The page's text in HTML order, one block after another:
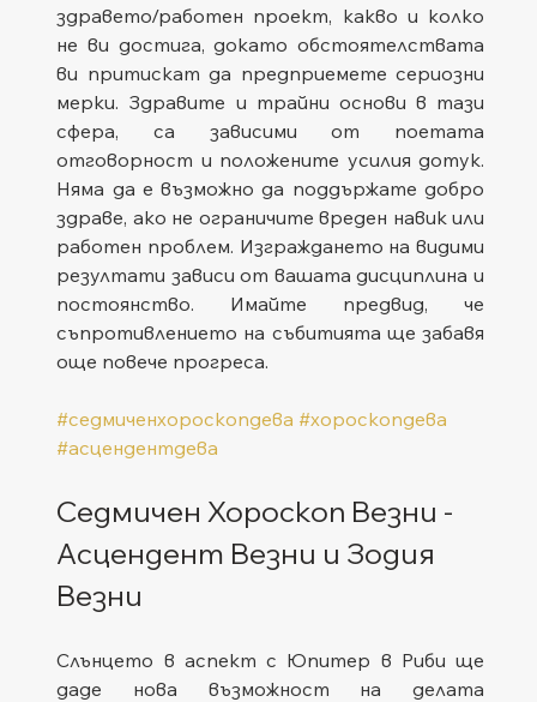
здравето/работен проект, какво и колко
не ви достига, докато обстоятелствата
ви притискат да предприемете сериозни
мерки. Здравите и трайни основи в тази
сфера, са зависими от поетата
отговорност и положените усилия дотук.
Няма да е възможно да поддържате добро
здраве, ако не ограничите вреден навик или
работен проблем. Изграждането на видими
резултати зависи от вашата дисциплина и
постоянство. Имайте предвид, че
съпротивлението на събитията ще забавя
още повече прогреса.
#седмиченхороскопдева #хороскопдева
#асцендентдева
Седмичен Хороскоп Везни -
Асцендент Везни и Зодия
Везни
Слънцето в аспект с Юпитер в Риби ще
даде нова възможност на делата